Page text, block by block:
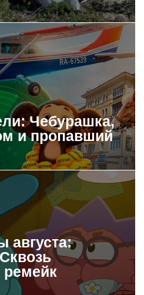
Чебурашка,
и пропавший
августа:
ремейк